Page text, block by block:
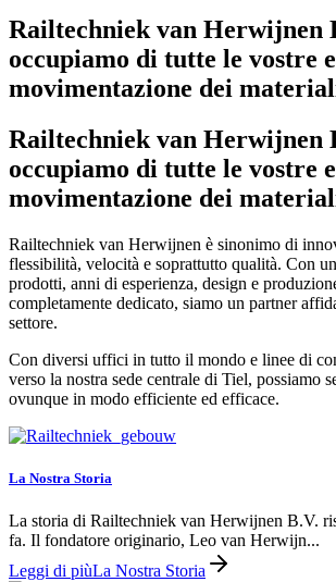
Railtechniek van Herwijnen
occupiamo di tutte le vostre
movimentazione dei
Railtechniek van Herwijnen
occupiamo di tutte le vostre
movimentazione dei
Railtechniek van Herwijnen è sinonimo di
flessibilità, velocità e soprattutto qualità. Con
prodotti, anni di esperienza, design e
completamente dedicato, siamo un partner
settore.
Con diversi uffici in tutto il mondo e linee di
verso la nostra sede centrale di Tiel, possiamo
ovunque in modo efficiente ed efficace.
La Nostra Storia
La storia di Railtechniek van Herwijnen B.V.
fa. Il fondatore originario, Leo van Herwijn...
Leggi di piùLa Nostra Storia